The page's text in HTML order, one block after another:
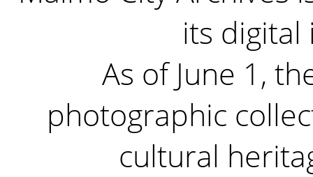
its digital
As of June 1,
photographic
cultural